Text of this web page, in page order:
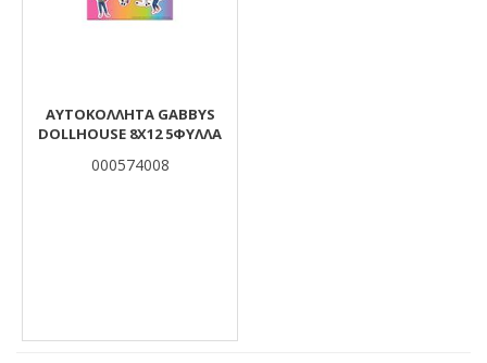
ΑΥΤΟΚΟΛΛΗΤA GABBYS
DOLLHOUSE 8X12 5ΦΥΛΛΑ
000574008